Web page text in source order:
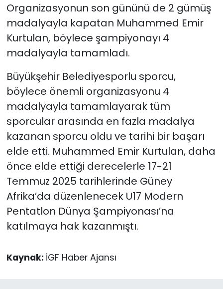
Organizasyonun son gününü de 2 gümüş
madalyayla kapatan Muhammed Emir
Kurtulan, böylece şampiyonayı 4
madalyayla tamamladı.
Büyükşehir Belediyesporlu sporcu,
böylece önemli organizasyonu 4
madalyayla tamamlayarak tüm
sporcular arasında en fazla madalya
kazanan sporcu oldu ve tarihi bir başarı
elde etti. Muhammed Emir Kurtulan, daha
önce elde ettiği derecelerle 17-21
Temmuz 2025 tarihlerinde Güney
Afrika’da düzenlenecek U17 Modern
Pentatlon Dünya Şampiyonası’na
katılmaya hak kazanmıştı.
Kaynak: İGF Haber Ajansı